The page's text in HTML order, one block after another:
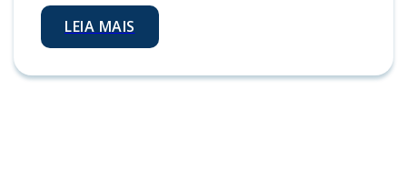
LEIA MAIS